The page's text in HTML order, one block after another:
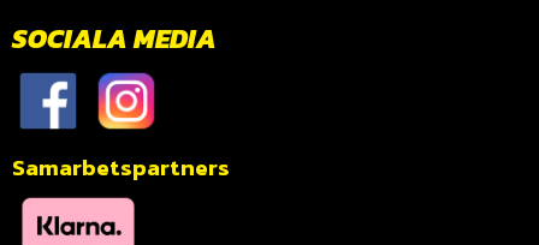
SOCIALA MEDIA
Samarbetspartners